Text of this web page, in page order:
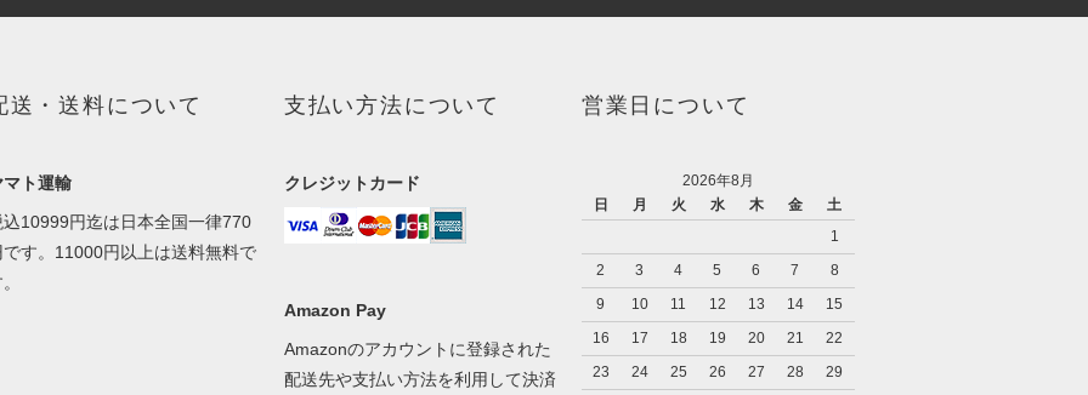
送・送料について
マト運輸
込10999円迄は日本全国一律770
です。11000円以上は送料無料で
支払い方法について
クレジットカード
Amazon Pay
Amazonのアカウントに登録された
配送先や支払い方法を利用して決済
営業日について
2026年8月
日
月 火 水 木 金
土
1
2
3 4 5 6 7
8
9
10 11 12 13 14
15
16
17 18 19 20 21
22
23
24 25 26 27 28
29